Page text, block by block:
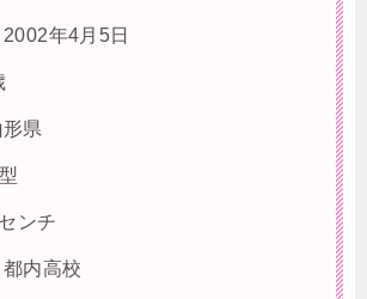
年4月5日
県
ンチ
内高校